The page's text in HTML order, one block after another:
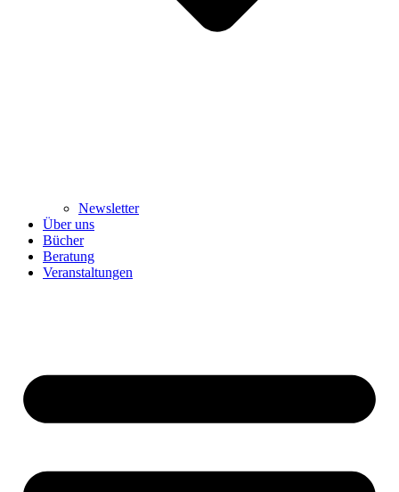
Newsletter
Über uns
Bücher
Beratung
Veranstaltungen